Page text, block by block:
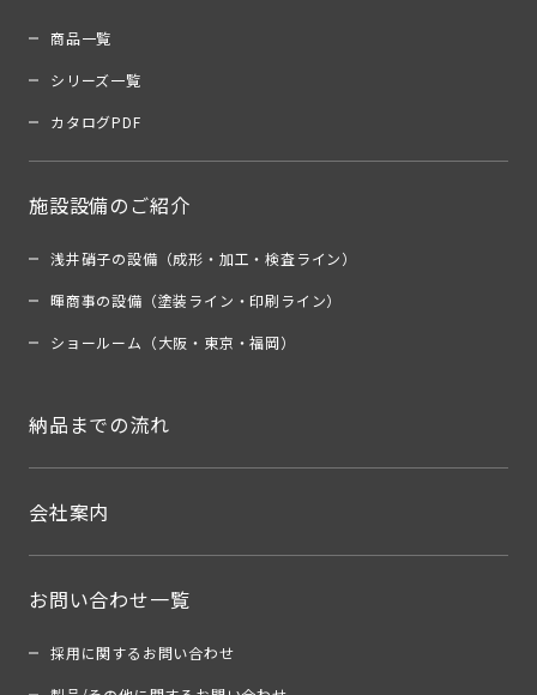
商品一覧
シリーズ一覧
カタログPDF
施設設備のご紹介
浅井硝子の設備（成形・加工・検査ライン）
暉商事の設備（塗装ライン・印刷ライン）
ショールーム（大阪・東京・福岡）
納品までの流れ
会社案内
お問い合わせ一覧
採用に関するお問い合わせ